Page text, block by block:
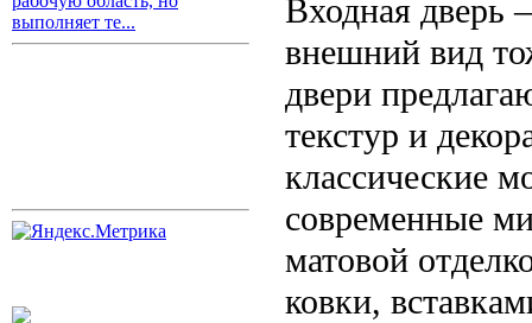
выполняет те...
Входная дверь
внешний вид
двери
текстур и
классические
современные
матовой
ковки,